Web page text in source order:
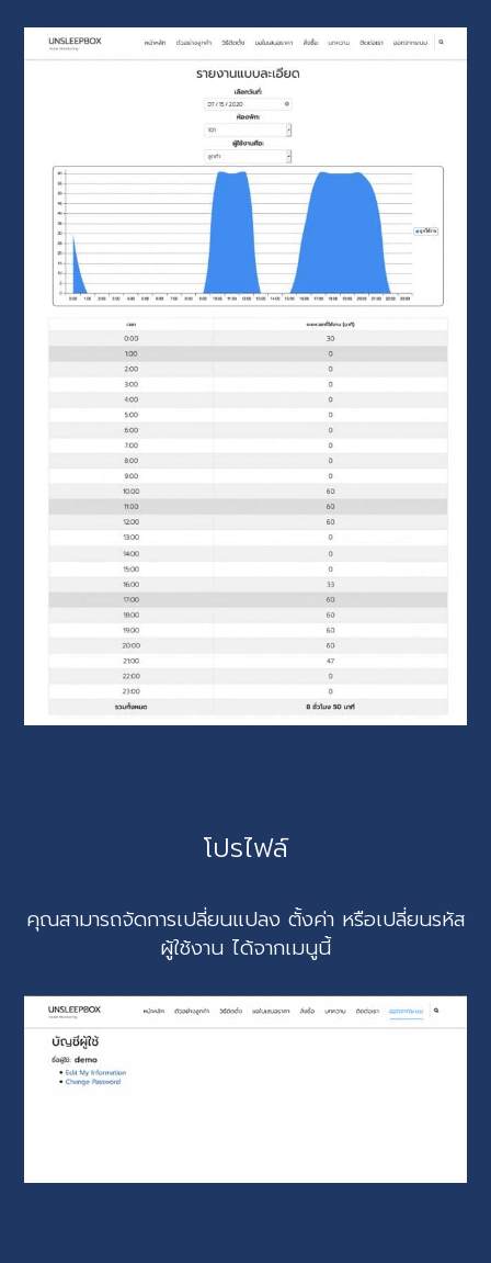
โปรไฟล์
คุณสามารถจัดการเปลี่ยนแปลง ตั้งค่า หรือเปลี่ยนรหัส
ผู้ใช้งาน ได้จากเมนูนี้